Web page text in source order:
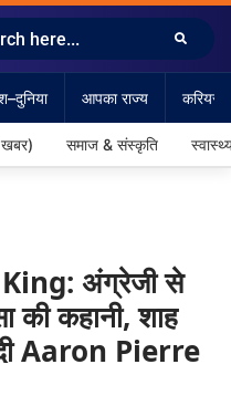
आपका राज्य करियर
खबर) समाज & संस्कृति
अंग्रेजी से
की कहानी, शाह
Aaron Pierre